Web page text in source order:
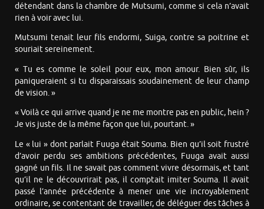
détendant dans la chambre de Mutsumi, comme si cela n’avait
rien à voir avec lui.
Mutsumi tenait leur fils endormi, Suiga, contre sa poitrine et
souriait sereinement.
« Tu es comme le soleil pour eux, mon amour. Bien sûr, ils
paniqueraient si tu disparaissais soudainement de leur champ
de vision. »
« Voilà ce qui arrive quand je ne me montre pas en public, hein ?
Je vis juste de la même façon que lui, pourtant. »
Le « lui » dont parlait Fuuga était Souma. Bien qu’il soit frustré
d’avoir perdu ses ambitions précédentes, Fuuga avait aussi
gagné un fils. Il ne savait pas comment vivre désormais, et tant
qu’il ne le découvrirait pas, il comptait imiter Souma. Il avait
passé l’année précédente à mener une vie incroyablement
ordinaire, se contentant de travailler, de déléguer des tâches à